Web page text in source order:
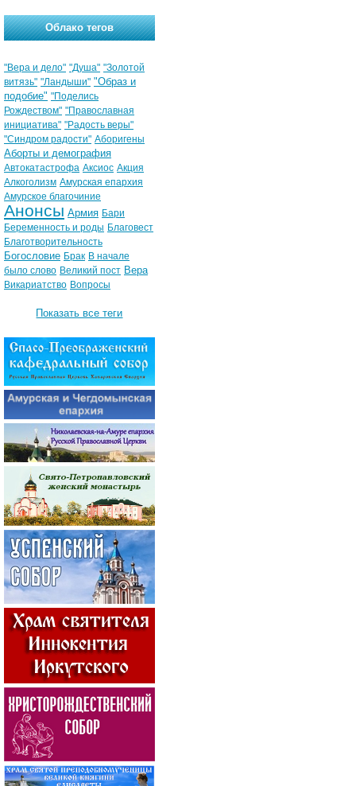
Облако тегов
"Вера и дело" "Душа" "Золотой
витязь" "Ландыши" "Образ и
подобие" "Поделись
Рождеством" "Православная
инициатива" "Радость веры"
"Синдром радости" Аборигены
Аборты и демография
Автокатастрофа Аксиос Акция
Алкоголизм Амурская епархия
Амурское благочиние
Анонсы Армия Бари
Беременность и роды Благовест
Благотворительность
Богословие Брак В начале
было слово Великий пост Вера
Викариатство Вопросы
Показать все теги